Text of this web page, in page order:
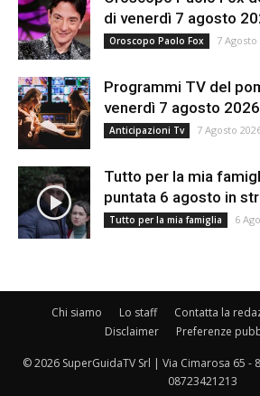
di venerdì 7 agosto
Oroscopo Paolo Fox 7 Agosto
Programmi TV del
venerdì 7 agosto 2026
Anticipazioni Tv 7 Agosto
Tutto per la mia
puntata 6 agosto in
Tutto per la mia famiglia 6
Chi siamo Lo staff Contatta la
Disclaimer
Preferenze
© 2026 SuperGuidaTV Srl | Via Cimarosa 65 -
08723421213